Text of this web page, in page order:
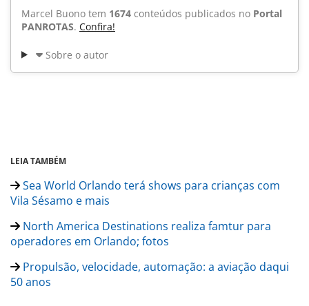
Marcel Buono tem 1674 conteúdos publicados no Portal
PANROTAS. Confira!
Sobre o autor
LEIA TAMBÉM
Sea World Orlando terá shows para crianças com
Vila Sésamo e mais
North America Destinations realiza famtur para
operadores em Orlando; fotos
Propulsão, velocidade, automação: a aviação daqui
50 anos